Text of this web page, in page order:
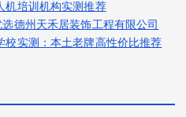
机培训机构实测推荐
德州天禾居装饰工程有限公司
校实测：本土老牌高性价比推荐